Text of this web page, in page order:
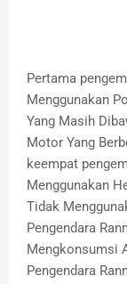
Pertama
Menggunakan
Yang Masih
Motor Yang
keempat
Menggunakan
Tidak
Pengendara
Mengkonsumsi
Pengendara